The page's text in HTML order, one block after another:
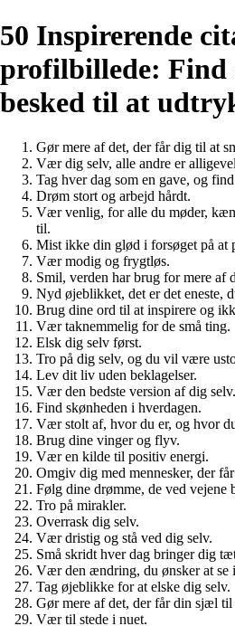
50 Inspirerende
profilbillede: Find
besked til at
Gør mere af det, der får dig til at
Vær dig selv, alle andre er
Tag hver dag som en gave, og
Drøm stort og arbejd hårdt.
Vær venlig, for alle du møder,
til.
Mist ikke din glød i forsøget på at
Vær modig og frygtløs.
Smil, verden har brug for mere af
Nyd øjeblikket, det er det eneste,
Brug dine ord til at inspirere og
Vær taknemmelig for de små ting.
Elsk dig selv først.
Tro på dig selv, og du vil være
Lev dit liv uden beklagelser.
Vær den bedste version af dig selv.
Find skønheden i hverdagen.
Vær stolt af, hvor du er, og hvor
Brug dine vinger og flyv.
Vær en kilde til positiv energi.
Omgiv dig med mennesker, der
Følg dine drømme, de ved vejene
Tro på mirakler.
Overrask dig selv.
Vær dristig og stå ved dig selv.
Små skridt hver dag bringer dig
Vær den ændring, du ønsker at se
Tag øjeblikke for at elske dig selv.
Gør mere af det, der får din sjæl til
Vær til stede i nuet.